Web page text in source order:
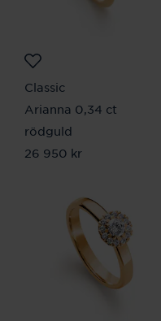
Classic
Arianna 0,34 ct
rödguld
Pris:26 950 kr
26 950 kr